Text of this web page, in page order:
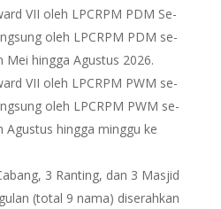
VII oleh LPCRPM PDM Se-
oleh LPCRPM PDM se-
Mei hingga Agustus 2026.
VII oleh LPCRPM PWM se-
oleh LPCRPM PWM se-
Agustus hingga minggu ke
3 Ranting, dan 3 Masjid
(total 9 nama) diserahkan